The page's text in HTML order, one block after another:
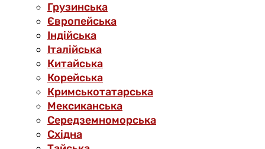
Грузинська
Європейська
Індійська
Італійська
Китайська
Корейська
Кримськотатарська
Мексиканська
Середземноморська
Східна